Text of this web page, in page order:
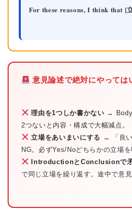
For these reasons, I think that [
意見論述で絶対にやっては
理由を1つしか書かない → Body
2つないと内容・構成で大幅減点。
立場をあいまいにする → 「良
NG。必ずYes/Noどちらかの立場を
IntroductionとConclusionで
で同じ立場を繰り返す。途中で意